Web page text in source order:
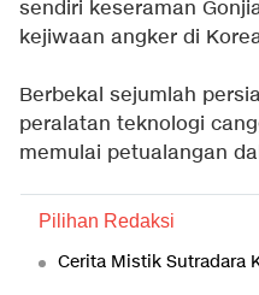
sendiri keseraman
kejiwaan angker di
Berbekal sejumlah
peralatan teknologi
memulai petualangan
Pilihan Redaksi
Cerita Mistik Sutradara